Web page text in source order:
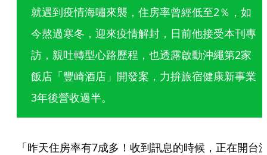
就遇到疫情海嘯來襲，住房率曾經低至2％，如
今熬過寒冬，迎來疫情解封，日前他接受本刊專
訪，親吐轉型心路歷程，也透露啟動沖繩第2家
飯店「豐崎酒店」開發案，力拚旅宿健康新事業
3年後營收過半。
「昨天住房率有7成多！收到訊息的時候，正在開台